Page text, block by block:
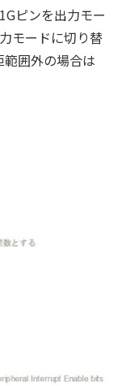
ピンを出力モー
モードに切り替
囲外の場合は